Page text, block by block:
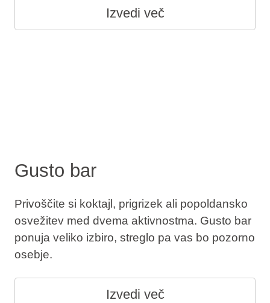
Izvedi več
Gusto bar
Privoščite si koktajl, prigrizek ali popoldansko
osvežitev med dvema aktivnostma. Gusto bar
ponuja veliko izbiro, streglo pa vas bo pozorno
osebje.
Izvedi več